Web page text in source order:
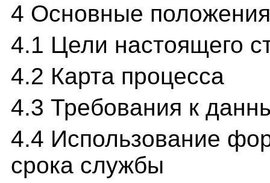
4 Основные положения
4.1 Цели настоящего
4.2 Карта процесса
4.3 Требования к
4.4 Использование
срока службы